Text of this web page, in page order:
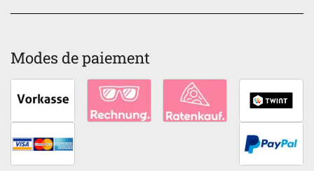
Modes de paiement